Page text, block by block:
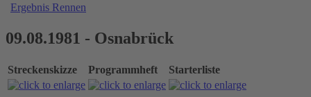
Ergebnis Rennen
09.08.1981 - Osnabrück
Streckenskizze Programmheft Starterliste